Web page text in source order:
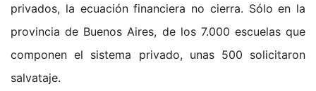
privados, la ecuación financiera no cierra. Sólo en la
provincia de Buenos Aires, de los 7.000 escuelas que
componen el sistema privado, unas 500 solicitaron
salvataje.